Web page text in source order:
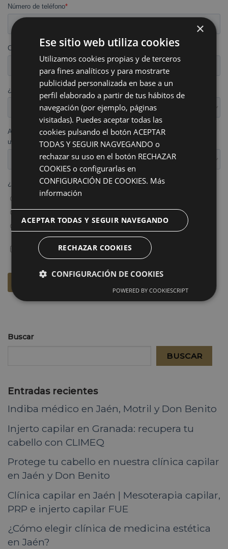
Buscar
BUSCAR
Entradas recientes
Indiba médico en Jaén, Motril y Don Benito
Injerto capilar en Granada: recupera tu
cabello con CLIMEQ
Protege tu cabello en nuestra clínica capilar
en Jaén y Don Benito
Clínica capilar en Jaén | Mesoterapia capilar,
PRP e injerto capilar FUE
¿Cómo elegir clínica de medicina estética
en Jaén?
×
Ese sitio web utiliza cookies
Utilizamos cookies propias y de terceros
para fines analíticos y para mostrarte
publicidad personalizada en base a un
perfil elaborado a partir de tus hábitos de
navegación (por ejemplo, páginas
visitadas). Puedes aceptar todas las
cookies pulsando el botón ACEPTAR
TODAS Y SEGUIR NAGVEGANDO o
rechazar su uso en el botón RECHAZAR
COOKIES o configurarlas en
CONFIGURACIÓN DE COOKIES. Más
información
ACEPTAR TODAS Y SEGUIR NAVEGANDO
RECHAZAR COOKIES
CONFIGURACIÓN DE COOKIES
POWERED BY COOKIESCRIPT